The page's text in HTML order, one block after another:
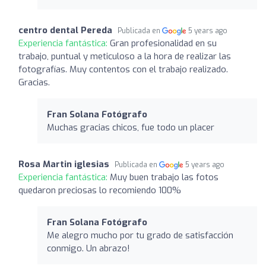
centro dental Pereda Publicada en 5 years ago
Experiencia fantástica: Gran profesionalidad en su
trabajo, puntual y meticuloso a la hora de realizar las
fotografías. Muy contentos con el trabajo realizado.
Gracias.
Fran Solana Fotógrafo
Muchas gracias chicos, fue todo un placer
Rosa Martin iglesias Publicada en 5 years ago
Experiencia fantástica: Muy buen trabajo las fotos
quedaron preciosas lo recomiendo 100%
Fran Solana Fotógrafo
Me alegro mucho por tu grado de satisfacción
conmigo. Un abrazo!